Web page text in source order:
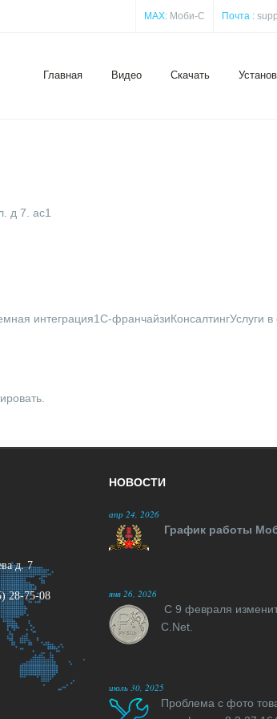
MAX: Моби-С Почта :
Главная Видео Скачать
д 7. ас1
интеграция1С-франчайзиКонсалтингУслуги в
д. 7
28-75-08
НОВОСТИ
апр 24, 2026
График работы
янв 26, 2026
С 9 февраля
C.Net.
июль 30, 2025
Проблема с фото